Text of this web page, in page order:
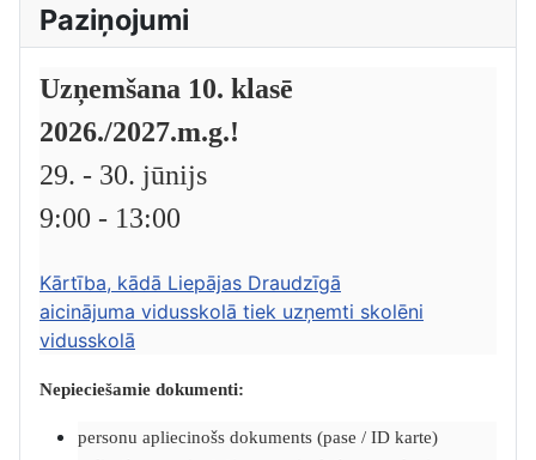
Paziņojumi
Uzņemšana 10. klasē
2026./2027.m.g.!
29. - 30. jūnijs
9:00 - 13:00
Kārtība, kādā Liepājas Draudzīgā
aicinājuma vidusskolā tiek uzņemti skolēni
vidusskolā
Nepieciešamie dokumenti:
personu apliecinošs dokuments (pase / ID karte)